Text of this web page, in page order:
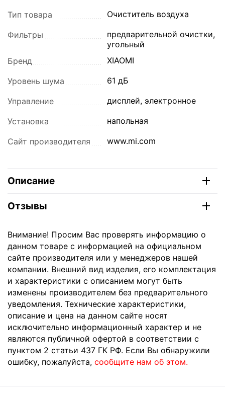
Тип товара Очиститель воздуха
Фильтры
предварительной очистки,
угольный
Бренд
XIAOMI
Уровень шума 61 дБ
Управление дисплей, электронное
Установка напольная
Сайт производителя www.mi.com
Описание
Отзывы
Внимание! Просим Вас проверять информацию о
данном товаре с информацией на официальном
сайте производителя или у менеджеров нашей
компании. Внешний вид изделия, его комплектация
и характеристики с описанием могут быть
изменены производителем без предварительного
уведомления. Технические характеристики,
описание и цена на данном сайте носят
исключительно информационный характер и не
являются публичной офертой в соответствии с
пунктом 2 статьи 437 ГК РФ. Если Вы обнаружили
ошибку, пожалуйста, сообщите нам об этом.